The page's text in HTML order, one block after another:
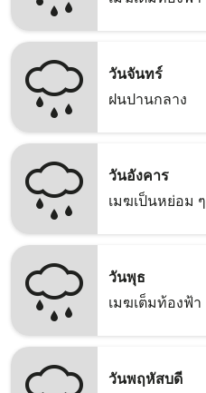
วันจันทร์
ฝนปานกลาง
วันอังคาร
เมฆเป็นหย่อม ๆ
วันพุธ
เมฆเต็มท้องฟ้า
วันพฤหัสบดี